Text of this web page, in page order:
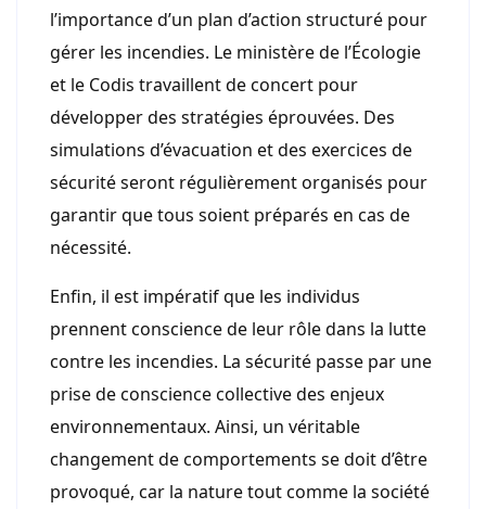
l’importance d’un plan d’action structuré pour
gérer les incendies. Le ministère de l’Écologie
et le Codis travaillent de concert pour
développer des stratégies éprouvées. Des
simulations d’évacuation et des exercices de
sécurité seront régulièrement organisés pour
garantir que tous soient préparés en cas de
nécessité.
Enfin, il est impératif que les individus
prennent conscience de leur rôle dans la lutte
contre les incendies. La sécurité passe par une
prise de conscience collective des enjeux
environnementaux. Ainsi, un véritable
changement de comportements se doit d’être
provoqué, car la nature tout comme la société